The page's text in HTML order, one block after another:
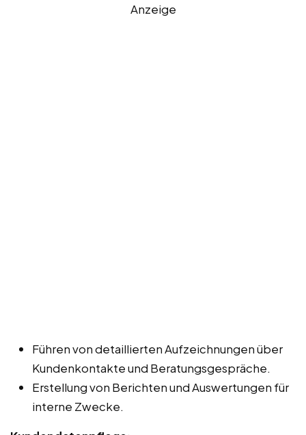
Anzeige
Führen von detaillierten Aufzeichnungen über
Kundenkontakte und Beratungsgespräche.
Erstellung von Berichten und Auswertungen für
interne Zwecke.